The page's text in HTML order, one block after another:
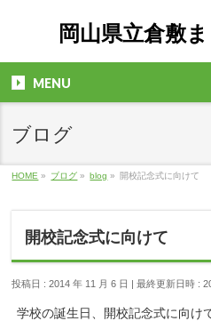
岡山県立倉敷
MENU
ブログ
HOME » ブログ » blog » 開校記念式に向けて
開校記念式に向けて
投稿日 : 2014 年 11 月 6 日 最終更新日時 :
学校の誕生日、開校記念式に向け